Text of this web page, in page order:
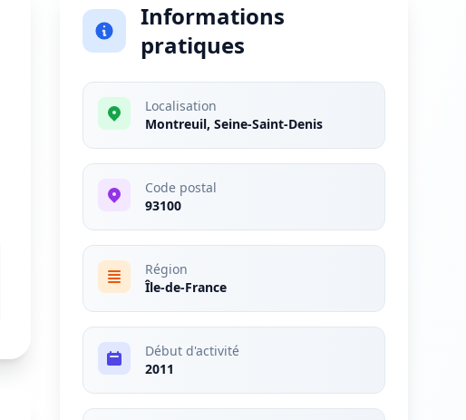
Informations
pratiques
Localisation
Montreuil, Seine-Saint-Denis
Code postal
93100
Région
Île-de-France
Début d'activité
2011